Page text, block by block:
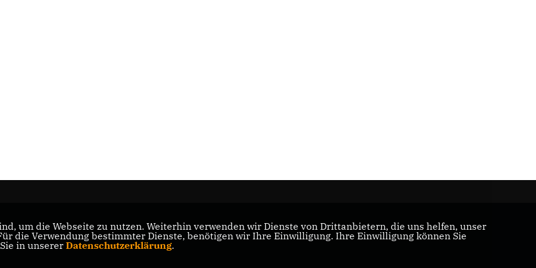
um die Webseite zu nutzen. Weiterhin verwenden wir Dienste von Drittanbietern, die uns helfen, unser
die Verwendung bestimmter Dienste, benötigen wir Ihre Einwilligung. Ihre Einwilligung können Sie
in unserer Datenschutzerklärung.